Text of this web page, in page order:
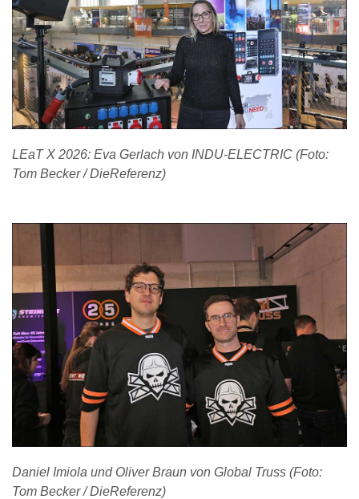
LEaT X 2026: Eva Gerlach von INDU-ELECTRIC (Foto:
Tom Becker / DieReferenz)
Daniel Imiola und Oliver Braun von Global Truss (Foto:
Tom Becker / DieReferenz)